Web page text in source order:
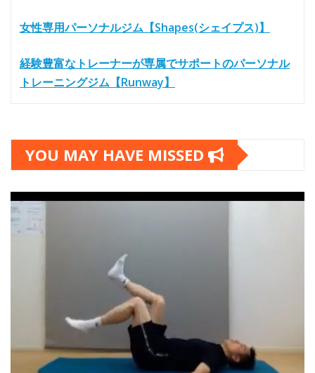
女性専用パーソナルジム【Shapes(シェイプス)】
経験豊富なトレーナーが専属でサポートのパーソナル
トレーニングジム【Runway】
YOU MAY HAVE MISSED